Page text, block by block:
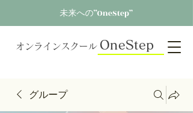
未来への”OneStep”
オンラインスクール OneStep
グループ